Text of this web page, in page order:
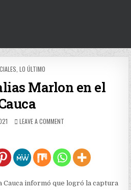
LO ÚLTIMO
Marlon en el
LEAVE A COMMENT
MARLON
EN
EL
Cauca informó que logró la captura